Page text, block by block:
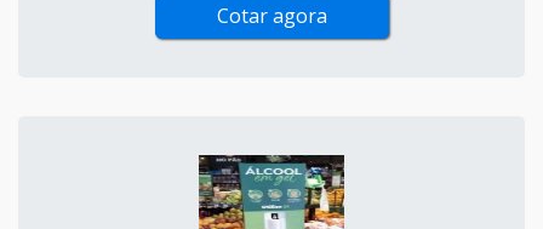
Cotar agora